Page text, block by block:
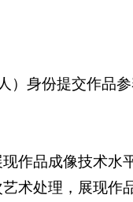
身份提交作品参
作品成像技术水
术处理，展现作